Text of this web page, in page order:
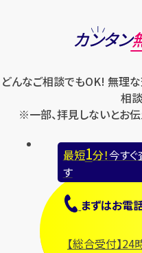
カンタン
どんなご相談でもOK! 無理
相
※一部、拝見しないとお伝
最短1分！今す
す
まずはお電
【総合受付】